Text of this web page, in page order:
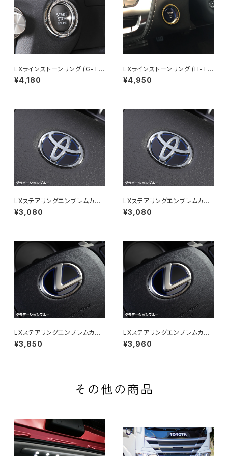
LXラインストーンリング (G-Ty
pe)
¥4,180
LXラインストーンリング (H-Ty
pe)
¥4,950
LXステアリングエンブレムカラ
ードベース for TOYOTA Typ
e-1
¥3,080
LXステアリングエンブレムカラ
ードベース for TOYOTA Typ
e-2
¥3,080
LXステアリングエンブレムカラ
ードベース for LEXUS Type-
1
¥3,850
LXステアリングエンブレムカラ
ードベース for LEXUS Type-
2
¥3,960
その他の商品